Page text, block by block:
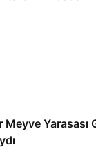
Meyve Yarasası